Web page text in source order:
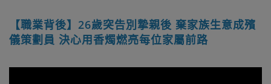
【職業背後】26歲突告別摯親後 棄家族生意成殯
儀策劃員 決心用香燭燃亮每位家屬前路